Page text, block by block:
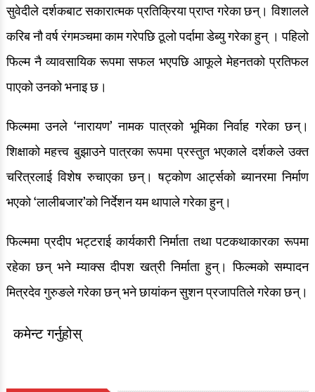
सुवेदीले दर्शकबाट सकारात्मक प्रतिक्रिया प्राप्त गरेका छन्। विशालले
करिब नौ वर्ष रंगमञ्चमा काम गरेपछि ठूलो पर्दामा डेब्यु गरेका हुन् । पहिलो
फिल्म नै व्यावसायिक रूपमा सफल भएपछि आफूले मेहनतको प्रतिफल
पाएको उनको भनाइ छ।
फिल्ममा उनले ‘नारायण’ नामक पात्रको भूमिका निर्वाह गरेका छन्।
शिक्षाको महत्त्व बुझाउने पात्रका रूपमा प्रस्तुत भएकाले दर्शकले उक्त
चरित्रलाई विशेष रुचाएका छन्। षट्कोण आर्ट्सको ब्यानरमा निर्माण
भएको ‘लालीबजार’को निर्देशन यम थापाले गरेका हुन्।
फिल्ममा प्रदीप भट्टराई कार्यकारी निर्माता तथा पटकथाकारका रूपमा
रहेका छन् भने म्याक्स दीपश खत्री निर्माता हुन्। फिल्मको सम्पादन
मित्रदेव गुरुङले गरेका छन् भने छायांकन सुशन प्रजापतिले गरेका छन्।
कमेन्ट गर्नुहोस्